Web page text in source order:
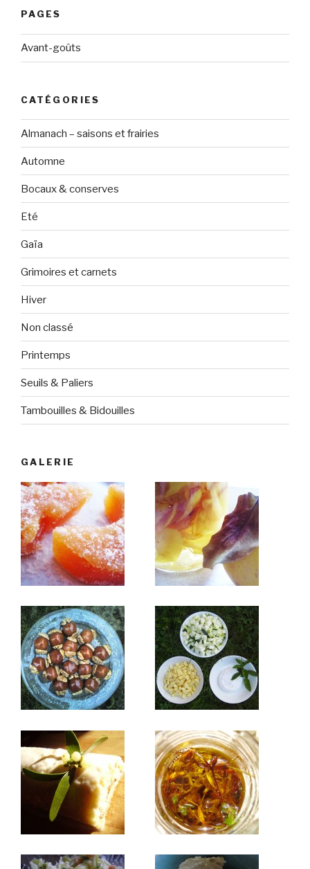
PAGES
Avant-goûts
CATÉGORIES
Almanach – saisons et frairies
Automne
Bocaux & conserves
Eté
Gaïa
Grimoires et carnets
Hiver
Non classé
Printemps
Seuils & Paliers
Tambouilles & Bidouilles
GALERIE